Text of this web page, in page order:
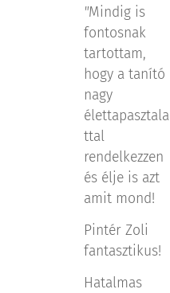
"Mindig is
fontosnak
tartottam,
hogy a tanító
nagy
élettapasztala
ttal
rendelkezzen
és élje is azt
amit mond!
Pintér Zoli
fantasztikus!
Hatalmas